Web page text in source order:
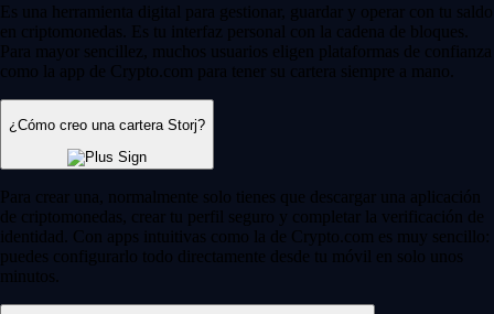
Es una herramienta digital para gestionar, guardar y operar con tu saldo
en criptomonedas. Es tu interfaz personal con la cadena de bloques.
Para mayor sencillez, muchos usuarios eligen plataformas de confianza
como la app de Crypto.com para tener su cartera siempre a mano.
¿Cómo creo una cartera Storj?
Para crear una, normalmente solo tienes que descargar una aplicación
de criptomonedas, crear tu perfil seguro y completar la verificación de
identidad. Con apps intuitivas como la de Crypto.com es muy sencillo:
puedes configurarlo todo directamente desde tu móvil en solo unos
minutos.